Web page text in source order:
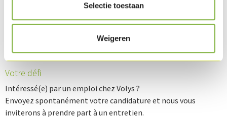
Selectie toestaan
Weigeren
Poste vacant
Région:Flandre occidentale
Votre défi
Intéressé(e) par un emploi chez Volys ?
Envoyez spontanément votre candidature et nous vous
inviterons à prendre part à un entretien.